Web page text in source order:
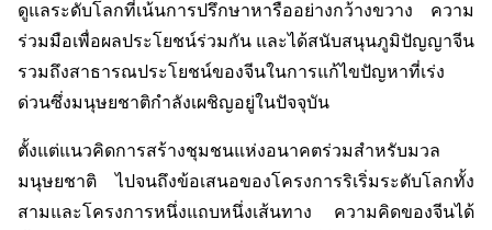
ดูแลระดับโลกที่เน้นการปรึกษาหารืออย่างกว้างขวาง ความ
ร่วมมือเพื่อผลประโยชน์ร่วมกัน และได้สนับสนุนภูมิปัญญาจีน
รวมถึงสาธารณประโยชน์ของจีนในการแก้ไขปัญหาที่เร่ง
ด่วนซึ่งมนุษยชาติกำลังเผชิญอยู่ในปัจจุบัน
ตั้งแต่แนวคิดการสร้างชุมชนแห่งอนาคตร่วมสำหรับมวล
มนุษยชาติ ไปจนถึงข้อเสนอของโครงการริเริ่มระดับโลกทั้ง
สามและโครงการหนึ่งแถบหนึ่งเส้นทาง ความคิดของจีนได้